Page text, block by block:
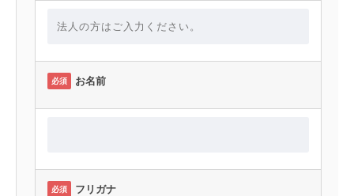
必須 お名前
必須 フリガナ